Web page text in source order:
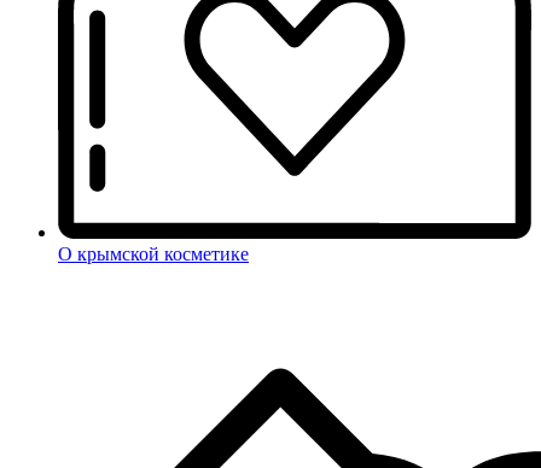
О крымской косметике